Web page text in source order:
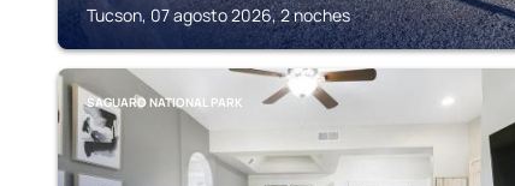
Tucson, 07 agosto 2026, 2 noches
SAGUARO NATIONAL PARK